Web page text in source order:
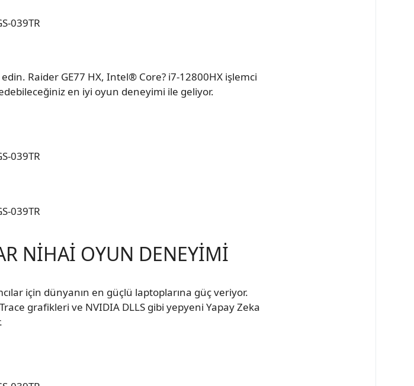
Raider GE77 HX, Intel® Core? i7-12800HX işlemci
en iyi oyun deneyimi ile geliyor.
NİHAİ OYUN DENEYİMİ
için dünyanın en güçlü laptoplarına güç veriyor.
grafikleri ve NVIDIA DLLS gibi yepyeni Yapay Zeka